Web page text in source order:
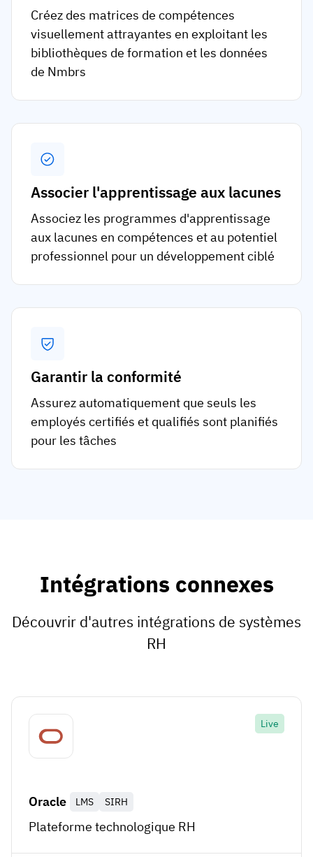
Créez des matrices de compétences
visuellement attrayantes en exploitant les
bibliothèques de formation et les données
de Nmbrs
Associer l'apprentissage aux lacunes
Associez les programmes d'apprentissage
aux lacunes en compétences et au potentiel
professionnel pour un développement ciblé
Garantir la conformité
Assurez automatiquement que seuls les
employés certifiés et qualifiés sont planifiés
pour les tâches
Intégrations connexes
Découvrir d'autres intégrations de systèmes
RH
Live
Oracle LMS SIRH
Plateforme technologique RH